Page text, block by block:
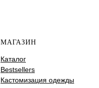
МАГАЗИН
Каталог
Bestsellers
Кастомизация одежды